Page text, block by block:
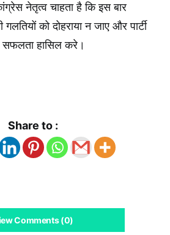
नेतृत्व चाहता है कि इस बार
को दोहराया न जाए और पार्टी
हासिल करे।
Share to :
Comments (0)